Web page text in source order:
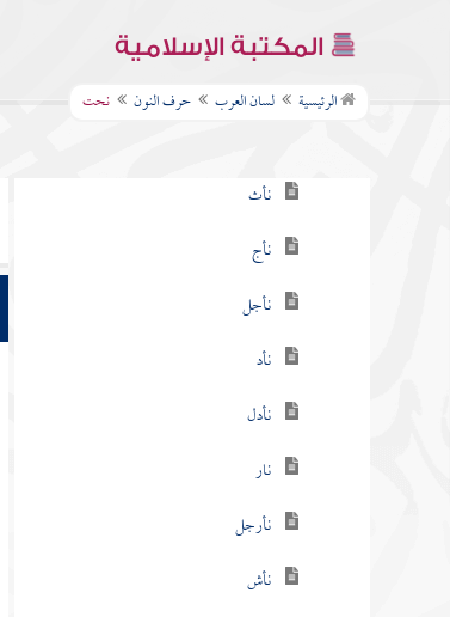
المكتبة الإسلامية
الرئيسية لسان العرب حرف النون نحت
حرف الميم
حرف النون
نأث
نأج
نأجل
نأد
نأدل
نار
نأرجل
نأش